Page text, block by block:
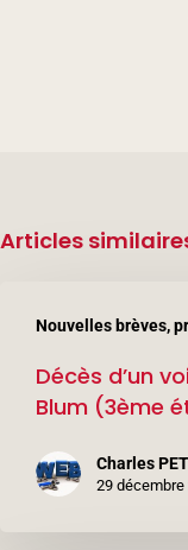
Articles
Nouvelles brèves,
d’un
voisinDécès d’un
Blum (3ème
Charles
29 décembre